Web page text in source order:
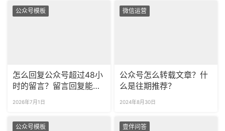
公众号模板
怎么回复公众号超过48小
时的留言？留言回复能插
2026年7月1日
微信运营
公众号怎么转载文章？什
么是往期推荐？
2024年8月30日
公众号模板 壹伴问答